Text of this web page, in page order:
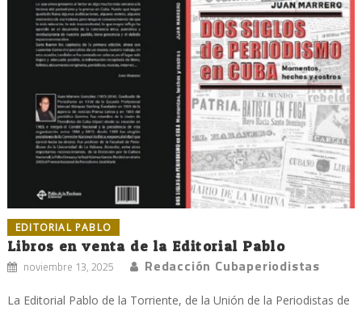
EDITORIAL PABLO
Libros en venta de la Editorial Pablo
noviembre 13, 2025 Redacción Cubaperiodistas
La Editorial Pablo de la Torriente, de la Unión de la Periodistas de